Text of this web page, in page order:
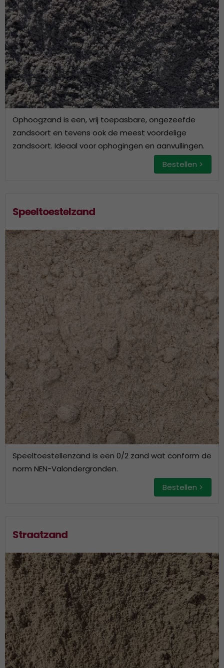
Ophoogzand is een, vrij toepasbare, ongezeefde
zandsoort en tevens ook de meest voordelige
zandsoort. Ideaal voor ophogingen en aanvullingen.
Bestellen >
Speeltoestelzand
Speeltoestellenzand is een 0/2 zand wat conform de
norm NEN-Valondergronden.
Bestellen >
Straatzand